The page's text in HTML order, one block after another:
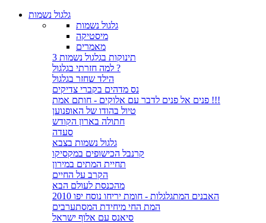
גלגול נשמות
גלגול נשמות
מיסטיקה
מאמרים
3 תינוקות בגלגול נשמות
למה חזרתי בגלגול ?
הילד שחזר בגלגול
נס מדהים בקברי צדיקים
פנים אל פנים לדבר עם אלוקים - חותם אמת !!!
טיול בהודו של האופנוען
חתולה בארון הקודש
סעדה
גלגול נשמות בצבא
קרנבל הכישופים במקסיקו
תחיית המתים במירון
הקרב על החיים
מהכנסת לעולם הבא
האבנים המתגלגלות - חומת יריחו נוסח יפו 2010
המת החי מיחידת המסתערבים
סיאנס עם אלוף ישראל